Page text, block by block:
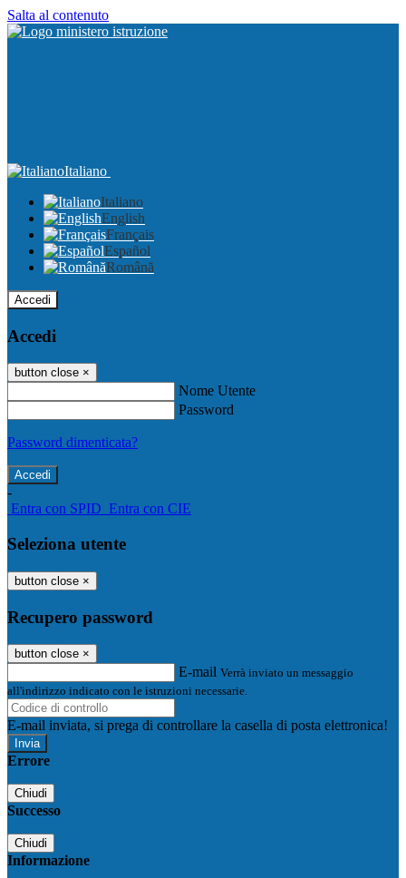
Salta al contenuto
Italiano
Italiano
English
Français
Español
Română
Accedi
Accedi
button close ×
Nome Utente
Password
Password dimenticata?
-
Entra con SPID Entra con CIE
Seleziona utente
button close ×
Recupero password
button close ×
E-mail Verrà inviato un messaggio
all'indirizzo indicato con le istruzioni necessarie.
E-mail inviata, si prega di controllare la casella di posta elettronica!
Errore
Chiudi
Successo
Chiudi
Informazione